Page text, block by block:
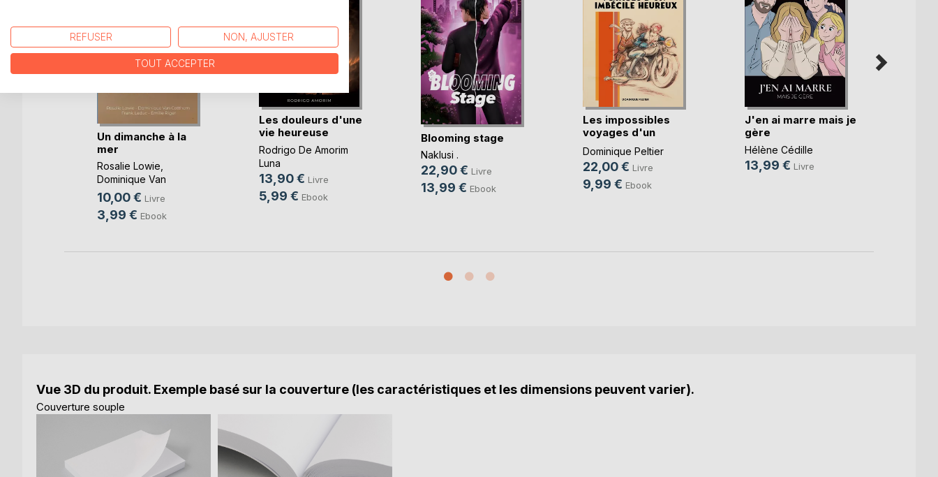
Un dimanche à la
mer
Rosalie Lowie
Dominique Van
Cotthem, ...
10,00 € Livre
3,99 € Ebook
Les douleurs d'une
vie heureuse
Rodrigo De Amorim
Luna
13,90 € Livre
5,99 € Ebook
Blooming stage
Naklusi .
22,90 € Livre
13,99 € Ebook
Les impossibles
voyages d'un
imbéc(...)
Dominique Peltier
22,00 € Livre
9,99 € Ebook
J'en ai marre mais je
gère
Hélène Cédille
13,99 € Livre
Vue 3D du produit. Exemple basé sur la couverture (les caractéristiques et les dimensions peuvent varier).
Couverture souple
REFUSER NON, AJUSTER
TOUT ACCEPTER